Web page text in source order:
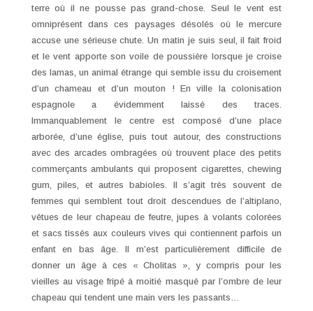
terre où il ne pousse pas grand-chose. Seul le vent est
omniprésent dans ces paysages désolés où le mercure
accuse une sérieuse chute. Un matin je suis seul, il fait froid
et le vent apporte son voile de poussière lorsque je croise
des lamas, un animal étrange qui semble issu du croisement
d’un chameau et d’un mouton ! En ville la colonisation
espagnole a évidemment laissé des traces.
Immanquablement le centre est composé d’une place
arborée, d’une église, puis tout autour, des constructions
avec des arcades ombragées où trouvent place des petits
commerçants ambulants qui proposent cigarettes, chewing
gum, piles, et autres babioles. Il s’agit très souvent de
femmes qui semblent tout droit descendues de l’altiplano,
vêtues de leur chapeau de feutre, jupes à volants colorées
et sacs tissés aux couleurs vives qui contiennent parfois un
enfant en bas âge. Il m’est particulièrement difficile de
donner un âge à ces « Cholitas », y compris pour les
vieilles au visage fripé à moitié masqué par l’ombre de leur
chapeau qui tendent une main vers les passants…